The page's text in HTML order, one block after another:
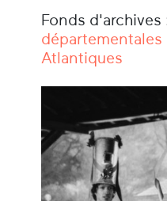
Fonds d'archives
départementales
Atlantiques